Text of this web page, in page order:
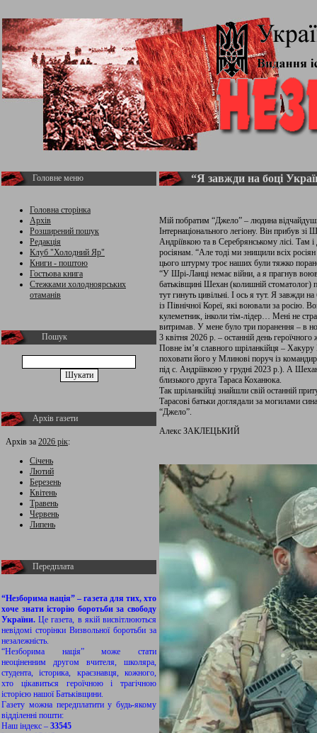
Головне меню
Головна сторінка
Архів
Розширений пошук
Редакція
Клуб "Холодний Яр"
Книги - поштою
Гостьова книга
Стежками холодноярських
отаманів
Пошук
Архів газети
Архів за 2026 рік:
Січень
Лютий
Березень
Квітень
Травень
Червень
Липень
Передплата
“Незборима нація” – газета для тих, хто
хоче знати історію боротьби за свободу
України.Це газета, в якій висвітлюються
невідомі сторінки Визвольної боротьби за
незалежність.
“Незборима нація” може стати
неоціненним другом вчителя, школяра,
студента, історика, краєзнавця, кожного,
хто цікавиться героїчною і трагічною
історією нашої Батьківщини.
Газету можна передплатити у будь-якому
відділенні пошти:
Наш індекс – 33545
“Я завжди на боці
Мій побратим “Джело” – людина
Інтернаціонального легіону. Він прибув
Андріївкою та в Серебрянському лісі. Там
росіянам. “Але тоді ми знищили всіх
цього штурму троє наших були тяжко
“У Шрі-Ланці немає війни, а я прагнув
батьківщині Шехан (колишній стоматолог)
тут гинуть цивільні. І ось я тут. Я завжди
із Північної Кореї, які воювали за росію.
кулеметник, інколи тім-лідер… Мені не
витримав. У мене було три поранення – в
3 квітня 2026 р. – останній день
Повне ім’я славного шріланкійця –
поховати його у Млинові поруч із
під с. Андріївкою у грудні 2023 р.). А
близького друга Тараса Коханюка.
Так шріланкійці знайшли свій останній
Тарасові батьки доглядали за могилами
“Джело”.
Алекс ЗАКЛЕЦЬКИЙ